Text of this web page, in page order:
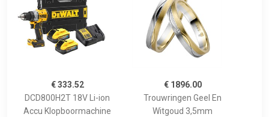
€ 333.52
DCD800H2T 18V Li-ion
Accu Klopboormachine
€ 1896.00
Trouwringen Geel En
Witgoud 3,5mm